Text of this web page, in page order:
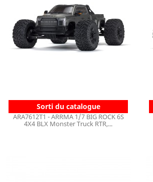
Sorti du catalogue
ARA7612T1 - ARRMA 1/7 BIG ROCK 6S
4X4 BLX Monster Truck RTR,...